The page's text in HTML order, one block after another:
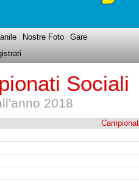
Nostre Foto
Gare
Sociali
2018